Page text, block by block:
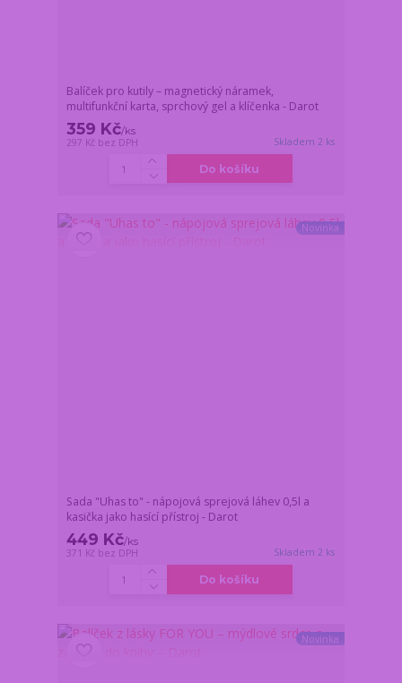
Balíček pro kutily – magnetický náramek,
multifunkční karta, sprchový gel a klíčenka - Darot
359 Kč/ks
297 Kč bez DPH Skladem 2 ks
Do košíku
Novinka
Sada "Uhas to" - nápojová sprejová láhev 0,5l a
kasička jako hasící přístroj - Darot
449 Kč/ks
371 Kč bez DPH Skladem 2 ks
Do košíku
Novinka